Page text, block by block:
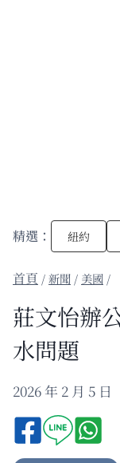
精選： 紐約
/新聞 / 美國 /
莊文怡辦
水問題
2026 年 2 月 5 日